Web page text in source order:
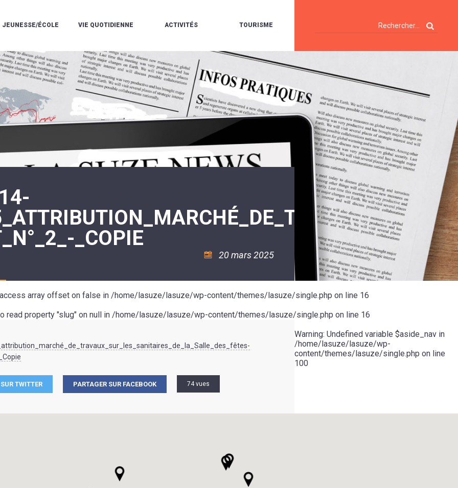
JEUNESSE/ÉCOLE
PÉRISCOLAIRE
JEUNES
ASSOCIATION
VIE QUOTIDIENNE
ESPACE
VIE
SOCIALE
QUELQUES
RÈGLES
VIE
ENVIRONNEMENT
L'ASSAINISSEMENT
RÉSIDENCE
POLICE
MUNICIPALE
RISQUES
ACTIVITÉS
LA
MÉDIATHÈQUE
L'ÉCOLE
COMMUNAUTAIRE
DE
MUSIQUE
L'ÉCOLE
COMMUNAUTAIRE
DE
PISCINE
ASSOCIATIONS
TOURISME
LA
VISITES
ET
DÉCOUVERTES
LES
RANDONNÉES
CAMPING
CAMPING-
TENTES
ET
VENIR
LA
SUZE
array offset on false in /home/lasuze/lasuze/wp-content/themes/lasuze/single.php on line 16
read property "slug" on null in /home/lasuze/lasuze/wp-content/themes/lasuze/single.php on line 16
_COPIE
20 mars 2025
TWITTER PARTAGER SUR FACEBOOK 74 vues
Warning: Undefined variable $aside_nav in
/home/lasuze/lasuze/wp-
content/themes/lasuze/single.php on line
100